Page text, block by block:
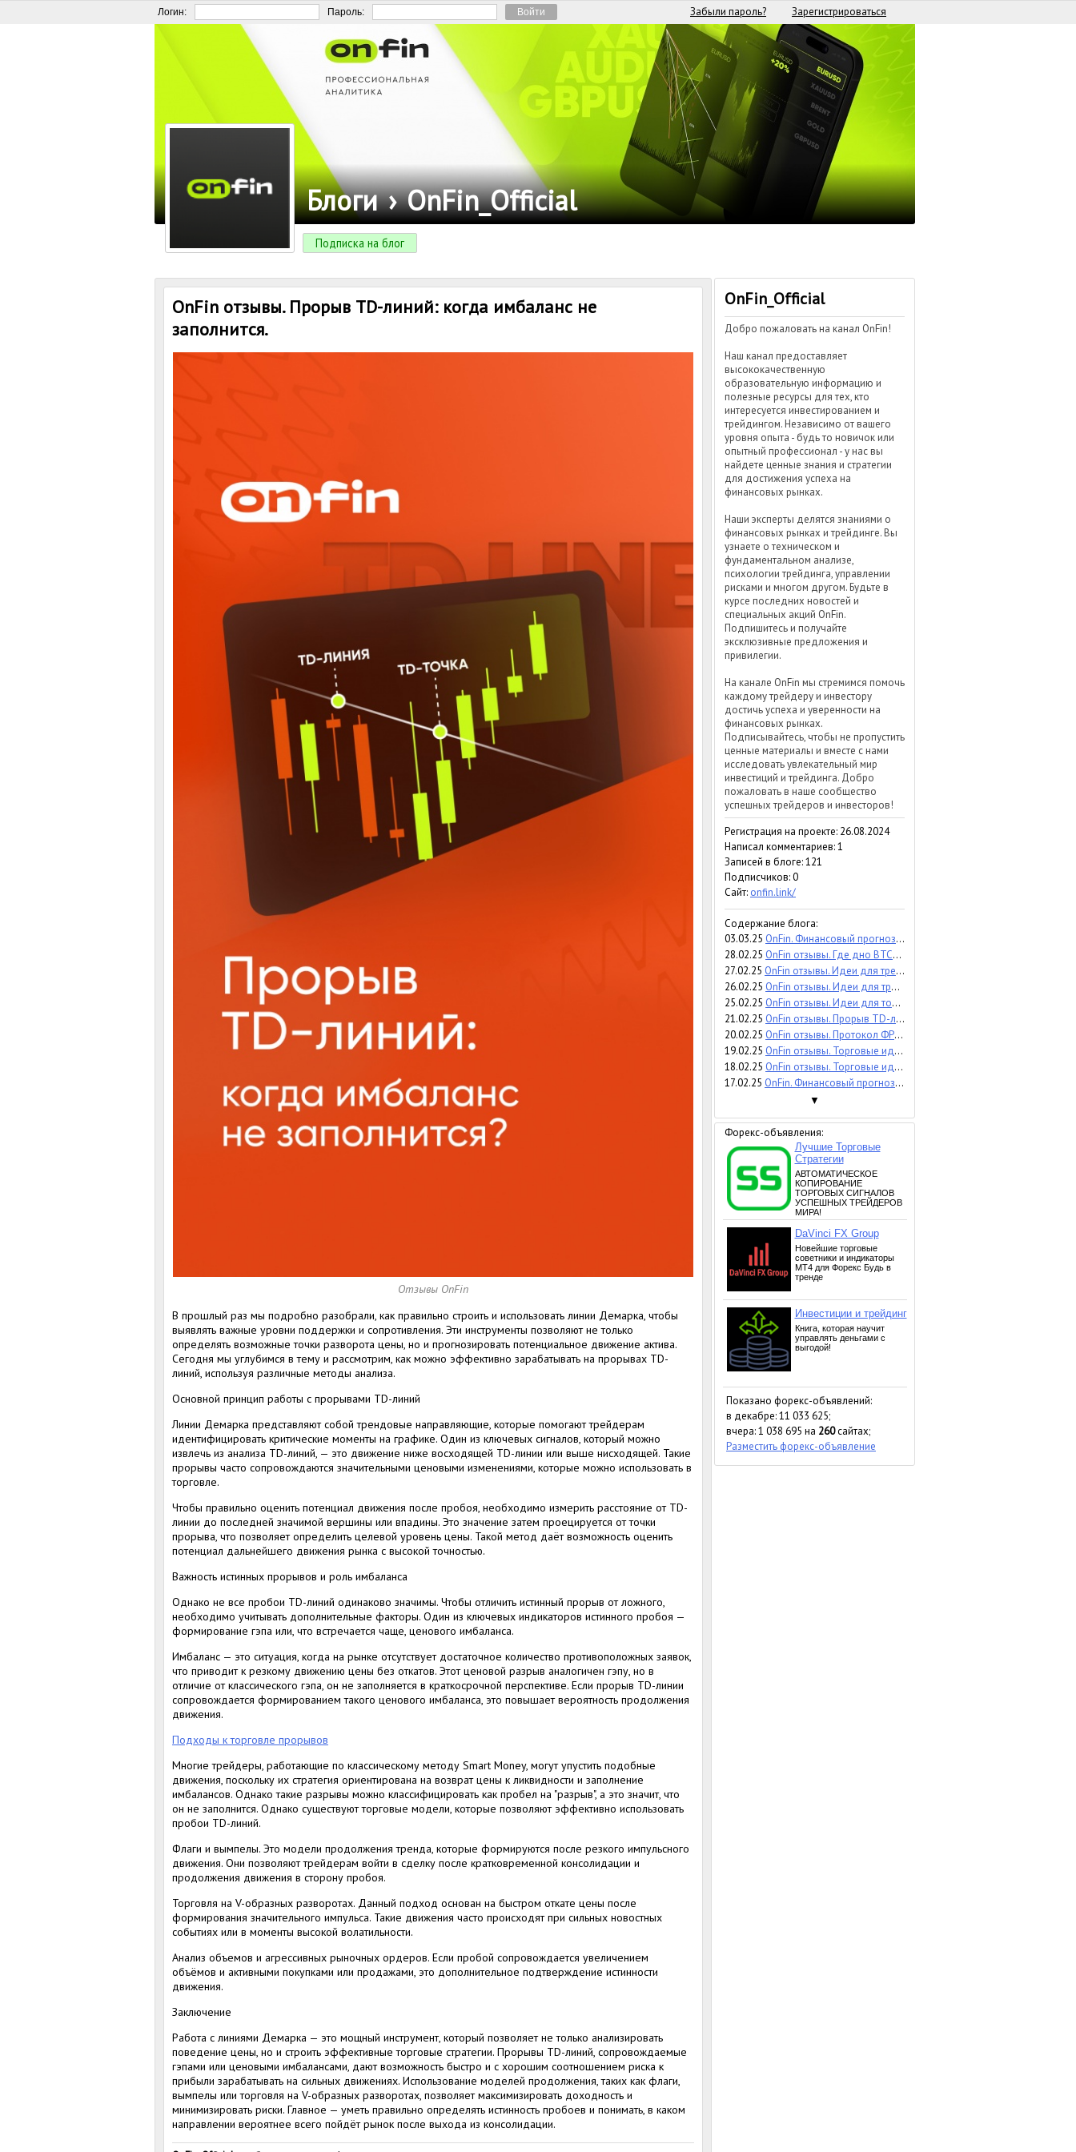
Логин: Пароль: Забыли пароль? Зарегистрироваться
Блоги › OnFin_Official
Подписка на блог
OnFin отзывы. Прорыв TD-линий: когда имбаланс не
заполнится.
Отзывы OnFin
В прошлый раз мы подробно разобрали, как правильно строить и использовать линии Демарка, чтобы
выявлять важные уровни поддержки и сопротивления. Эти инструменты позволяют не только
определять возможные точки разворота цены, но и прогнозировать потенциальное движение актива.
Сегодня мы углубимся в тему и рассмотрим, как можно эффективно зарабатывать на прорывах TD-
линий, используя различные методы анализа.
Основной принцип работы с прорывами TD-линий
Линии Демарка представляют собой трендовые направляющие, которые помогают трейдерам
идентифицировать критические моменты на графике. Один из ключевых сигналов, который можно
извлечь из анализа TD-линий, — это движение ниже восходящей TD-линии или выше нисходящей. Такие
прорывы часто сопровождаются значительными ценовыми изменениями, которые можно использовать в
торговле.
Чтобы правильно оценить потенциал движения после пробоя, необходимо измерить расстояние от TD-
линии до последней значимой вершины или впадины. Это значение затем проецируется от точки
прорыва, что позволяет определить целевой уровень цены. Такой метод даёт возможность оценить
потенциал дальнейшего движения рынка с высокой точностью.
Важность истинных прорывов и роль имбаланса
Однако не все пробои TD-линий одинаково значимы. Чтобы отличить истинный прорыв от ложного,
необходимо учитывать дополнительные факторы. Один из ключевых индикаторов истинного пробоя —
формирование гэпа или, что встречается чаще, ценового имбаланса.
Имбаланс — это ситуация, когда на рынке отсутствует достаточное количество противоположных заявок,
что приводит к резкому движению цены без откатов. Этот ценовой разрыв аналогичен гэпу, но в
отличие от классического гэпа, он не заполняется в краткосрочной перспективе. Если прорыв TD-линии
сопровождается формированием такого ценового имбаланса, это повышает вероятность продолжения
движения.
Подходы к торговле прорывов
Многие трейдеры, работающие по классическому методу Smart Money, могут упустить подобные
движения, поскольку их стратегия ориентирована на возврат цены к ликвидности и заполнение
имбалансов. Однако такие разрывы можно классифицировать как пробел на "разрыв", а это значит, что
он не заполнится. Однако существуют торговые модели, которые позволяют эффективно использовать
пробои TD-линий.
Флаги и вымпелы. Это модели продолжения тренда, которые формируются после резкого импульсного
движения. Они позволяют трейдерам войти в сделку после кратковременной консолидации и
продолжения движения в сторону пробоя.
Торговля на V-образных разворотах. Данный подход основан на быстром откате цены после
формирования значительного импульса. Такие движения часто происходят при сильных новостных
событиях или в моменты высокой волатильности.
Анализ объемов и агрессивных рыночных ордеров. Если пробой сопровождается увеличением
объёмов и активными покупками или продажами, это дополнительное подтверждение истинности
движения.
Заключение
Работа с линиями Демарка — это мощный инструмент, который позволяет не только анализировать
поведение цены, но и строить эффективные торговые стратегии. Прорывы TD-линий, сопровождаемые
гэпами или ценовыми имбалансами, дают возможность быстро и с хорошим соотношением риска к
прибыли зарабатывать на сильных движениях. Использование моделей продолжения, таких как флаги,
вымпелы или торговля на V-образных разворотах, позволяет максимизировать доходность и
минимизировать риски. Главное — уметь правильно определять истинность пробоев и понимать, в каком
направлении вероятнее всего пойдёт рынок после выхода из консолидации.
OnFin_Official
Добро пожаловать на канал OnFin!
Наш канал предоставляет
высококачественную
образовательную информацию и
полезные ресурсы для тех, кто
интересуется инвестированием и
трейдингом. Независимо от вашего
уровня опыта - будь то новичок или
опытный профессионал - у нас вы
найдете ценные знания и стратегии
для достижения успеха на
финансовых рынках.
Наши эксперты делятся знаниями о
финансовых рынках и трейдинге. Вы
узнаете о техническом и
фундаментальном анализе,
психологии трейдинга, управлении
рисками и многом другом. Будьте в
курсе последних новостей и
специальных акций OnFin.
Подпишитесь и получайте
эксклюзивные предложения и
привилегии.
На канале OnFin мы стремимся помочь
каждому трейдеру и инвестору
достичь успеха и уверенности на
финансовых рынках.
Подписывайтесь, чтобы не пропустить
ценные материалы и вместе с нами
исследовать увлекательный мир
инвестиций и трейдинга. Добро
пожаловать в наше сообщество
успешных трейдеров и инвесторов!
Регистрация на проекте: 26.08.2024
Написал комментариев: 1
Записей в блоге: 121
Подписчиков:0
Сайт: onfin.link/
Содержание блога:
03.03.25 OnFin. Финансовый прогноз недели: NFP, решение ЕЦБ, индексы ISM и отчёт ADP.
28.02.25 OnFin отзывы. Где дно BTC? Ждать ли 70 000? #onfin #онфин #bitcoin #btc
27.02.25 OnFin отзывы. Идеи для трейдинга. ВВП и PCE: сценарии движения рынка после релизов
26.02.25 OnFin отзывы. Идеи для трейдинга. BTC: Конец снижения или только начало?
25.02.25 OnFin отзывы. Идеи для торговли. Доллар укрепляется. Какие активы дадут прибыль?
21.02.25 OnFin отзывы. Прорыв TD-линий: когда имбаланс не заполнится.
20.02.25 OnFin отзывы. Протокол ФРС и доллар: идеи для торговли.
19.02.25 OnFin отзывы. Торговые идеи. USDCHF: изучаем ордерблоки и ложные пробои.
18.02.25 OnFin отзывы. Торговые идеи. NZDUSD: Февральское заседание РБНЗ.
17.02.25 OnFin. Финансовый прогноз недели. Протокол заседания ФРС и индексы PMI.
▼
Форекс-объявления:
Показано форекс-объявлений:
в декабре: 11 033 625;
вчера: 1 038 695 на 260сайтах;
Разместить форекс-объявление